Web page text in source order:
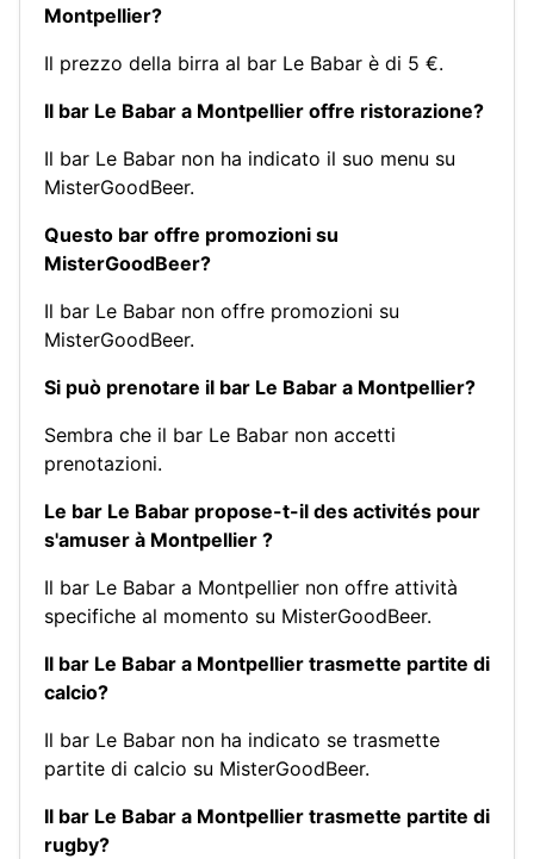
Montpellier?
Il prezzo della birra al bar Le Babar è di 5 €.
Il bar Le Babar a Montpellier offre ristorazione?
Il bar Le Babar non ha indicato il suo menu su
MisterGoodBeer.
Questo bar offre promozioni su
MisterGoodBeer?
Il bar Le Babar non offre promozioni su
MisterGoodBeer.
Si può prenotare il bar Le Babar a Montpellier?
Sembra che il bar Le Babar non accetti
prenotazioni.
Le bar Le Babar propose-t-il des activités pour
s'amuser à Montpellier ?
Il bar Le Babar a Montpellier non offre attività
specifiche al momento su MisterGoodBeer.
Il bar Le Babar a Montpellier trasmette partite di
calcio?
Il bar Le Babar non ha indicato se trasmette
partite di calcio su MisterGoodBeer.
Il bar Le Babar a Montpellier trasmette partite di
rugby?